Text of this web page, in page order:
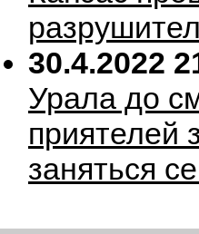
30.4.2022
Урала до
приятелей
заняться